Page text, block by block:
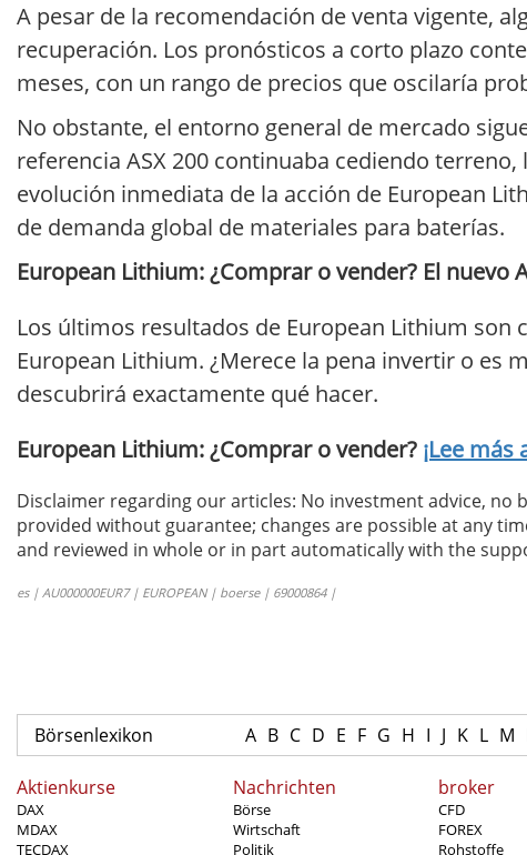
A pesar de la recomendación de venta vigente,
recuperación. Los pronósticos a corto plazo
meses, con un rango de precios que oscilaría
No obstante, el entorno general de mercado
referencia ASX 200 continuaba cediendo
evolución inmediata de la acción de European
de demanda global de materiales para baterías.
European Lithium: ¿Comprar o vender? El
Los últimos resultados de European Lithium
European Lithium. ¿Merece la pena invertir o es
descubrirá exactamente qué hacer.
European Lithium: ¿Comprar o vender? ¡Lee más
Disclaimer regarding our articles: No investment advice,
provided without guarantee; changes are possible at any
and reviewed in whole or in part automatically with the
es | AU000000EUR7 | EUROPEAN | boerse | 69000864 |
Börsenlexikon A B C D E F G H I J K L M
Aktienkurse
DAX
MDAX
TECDAX
Nachrichten
Börse
Wirtschaft
Politik
broker
CFD
FOREX
Rohstoffe